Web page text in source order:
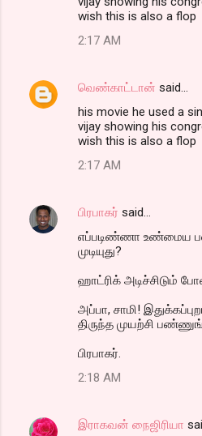
wish this is also a flop
2:17 AM
வெண்காட்டான் said…
his movie he used a
vijay showing his
wish this is also a flop
2:17 AM
பிரபாகர் said…
எப்படிண்ணா உண்மைய
முடியுது?
ஹாட்ரிக் அடிச்சிடும்
அப்பா, சாமி!
திருந்த முயற்சி
பிரபாகர்.
2:18 AM
இராகவன் நைஜிரியா